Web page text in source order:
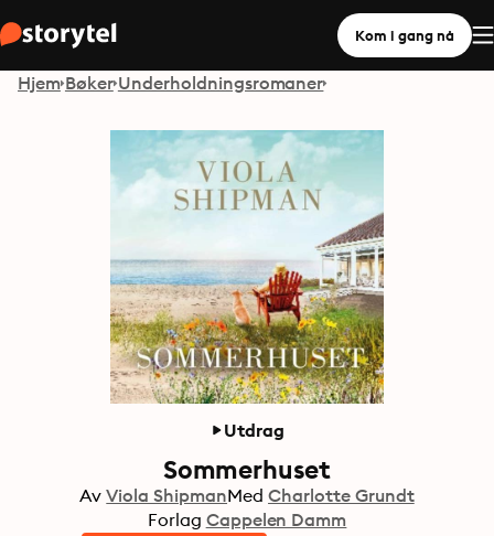
Kom i gang nå
Hjem Bøker Underholdningsromaner
Utdrag
Sommerhuset
Av Viola ShipmanMed Charlotte Grundt
Forlag Cappelen Damm